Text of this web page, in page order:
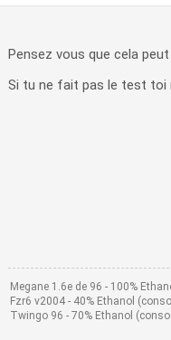
Pensez vous que cela
Si tu ne fait pas le test toi
Megane 1.6e de 96 - 100%
Fzr6 v2004 - 40% Ethanol
Twingo 96 - 70% Ethanol